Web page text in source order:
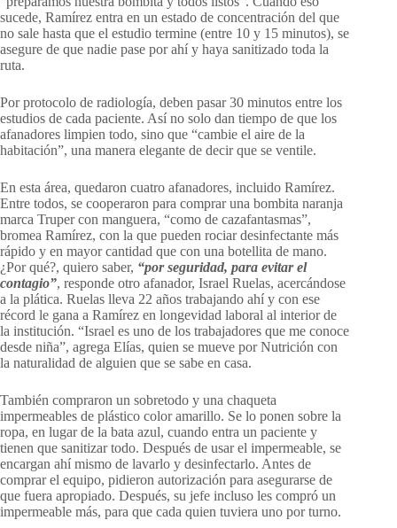
sucede, Ramírez entra en un estado de concentración del que
no sale hasta que el estudio termine (entre 10 y 15 minutos), se
asegure de que nadie pase por ahí y haya sanitizado toda la
ruta.
Por protocolo de radiología, deben pasar 30 minutos entre los
estudios de cada paciente. Así no solo dan tiempo de que los
afanadores limpien todo, sino que “cambie el aire de la
habitación”, una manera elegante de decir que se ventile.
En esta área, quedaron cuatro afanadores, incluido Ramírez.
Entre todos, se cooperaron para comprar una bombita naranja
marca Truper con manguera, “como de cazafantasmas”,
bromea Ramírez, con la que pueden rociar desinfectante más
rápido y en mayor cantidad que con una botellita de mano.
¿Por qué?, quiero saber, “por seguridad, para evitar el
contagio”, responde otro afanador, Israel Ruelas, acercándose
a la plática. Ruelas lleva 22 años trabajando ahí y con ese
récord le gana a Ramírez en longevidad laboral al interior de
la institución. “Israel es uno de los trabajadores que me conoce
desde niña”, agrega Elías, quien se mueve por Nutrición con
la naturalidad de alguien que se sabe en casa.
También compraron un sobretodo y una chaqueta
impermeables de plástico color amarillo. Se lo ponen sobre la
ropa, en lugar de la bata azul, cuando entra un paciente y
tienen que sanitizar todo. Después de usar el impermeable, se
encargan ahí mismo de lavarlo y desinfectarlo. Antes de
comprar el equipo, pidieron autorización para asegurarse de
que fuera apropiado. Después, su jefe incluso les compró un
impermeable más, para que cada quien tuviera uno por turno.